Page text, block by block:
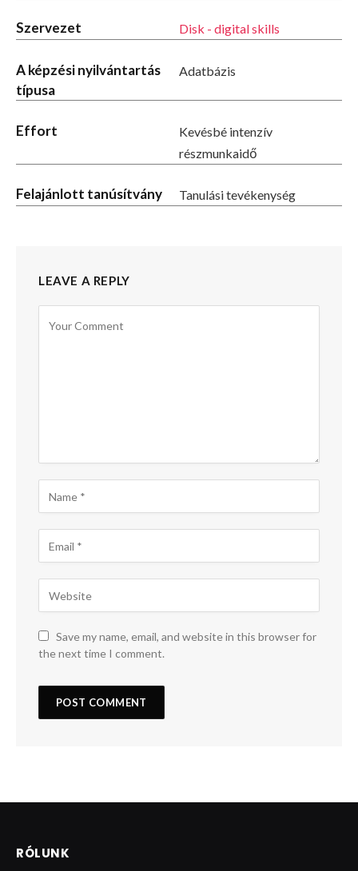
Szervezet Disk - digital skills
A képzési nyilvántartás
típusa
Adatbázis
Effort
Kevésbé intenzív
részmunkaidő
Felajánlott tanúsítvány Tanulási tevékenység
LEAVE A REPLY
Save my name, email, and website in this browser for
the next time I comment.
RÓLUNK